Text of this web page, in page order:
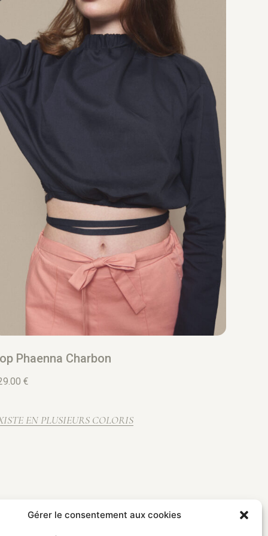
Gérer le consentement aux cookies
Phaenna Charbon
€
EN PLUSIEURS COLORIS